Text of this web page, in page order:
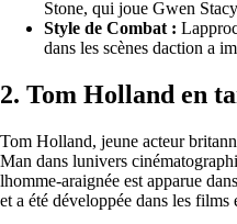
Stone, qui joue Gwen
Style de Combat :
dans les scènes daction a
2. Tom Holland en
Tom Holland, jeune acteur
Man dans lunivers
lhomme-araignée est apparue
et a été développée dans les